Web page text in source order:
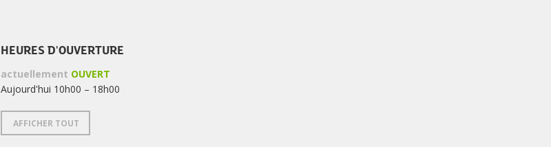
HEURES D'OUVERTURE
actuellement OUVERT
Aujourd'hui 10h00 – 18h00
AFFICHER TOUT